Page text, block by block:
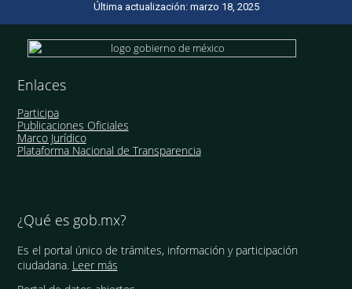
Última actualización: marzo 18, 2025
Enlaces
Participa
Publicaciones Oficiales
Marco Jurídico
Plataforma Nacional de Transparencia
¿Qué es gob.mx?
Es el portal único de trámites, información y participación
ciudadana. Leer más